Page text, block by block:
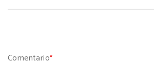
Comentario*